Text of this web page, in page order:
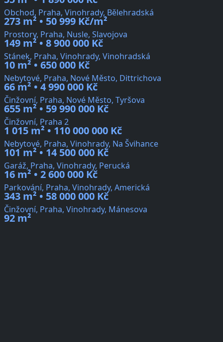
Obchod, Praha, Vinohrady, Bělehradská
273 m² • 50 999 Kč/m²
Prostory, Praha, Nusle, Slavojova
149 m² • 8 900 000 Kč
Stánek, Praha, Vinohrady, Vinohradská
10 m² • 650 000 Kč
Nebytové, Praha, Nové Město, Dittrichova
66 m² • 4 990 000 Kč
Činžovní, Praha, Nové Město, Tyršova
655 m² • 59 990 000 Kč
Činžovní, Praha 2
1 015 m² • 110 000 000 Kč
Nebytové, Praha, Vinohrady, Na Švihance
101 m² • 14 500 000 Kč
Garáž, Praha, Vinohrady, Perucká
16 m² • 2 600 000 Kč
Parkování, Praha, Vinohrady, Americká
343 m² • 58 000 000 Kč
Činžovní, Praha, Vinohrady, Mánesova
92 m²